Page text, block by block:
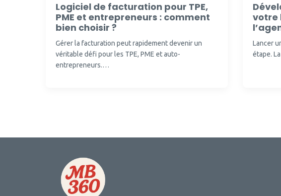
Logiciel de facturation pour TPE,
PME et entrepreneurs : comment
bien choisir ?
Gérer la facturation peut rapidement devenir un
véritable défi pour les TPE, PME et auto-
entrepreneurs.…
votre
Lancer
étape.